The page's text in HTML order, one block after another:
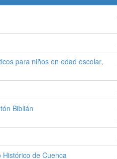
para niños en edad escolar,
Biblián
de Cuenca